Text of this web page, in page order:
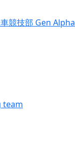
競技部 Gen Alpha
team